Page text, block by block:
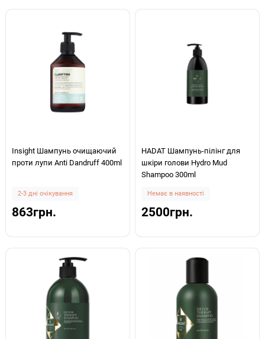
Insight Шампунь очищаючий
проти лупи Anti Dandruff 400ml
2-3 дні очікування
863грн.
HADAT Шампунь-пілінг для
шкіри голови Hydro Mud
Shampoo 300ml
Немає в наявності
2500грн.